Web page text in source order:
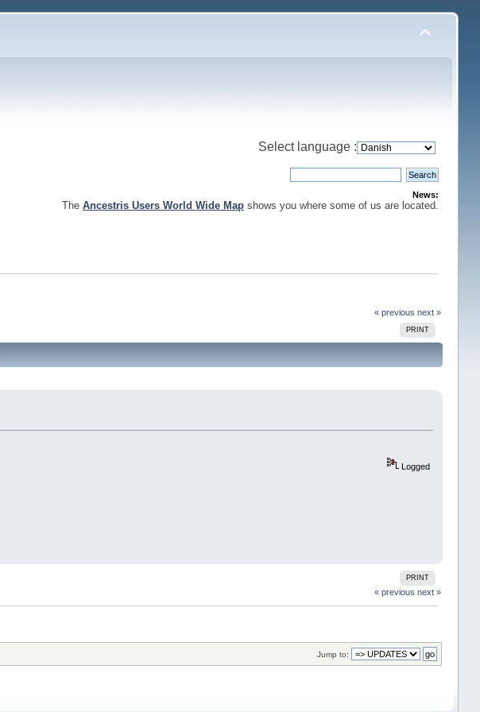
Select language :
News:
TheAncestris Users World Wide Map shows you where some of us are located.
« previous next »
PRINT
Logged
PRINT
« previous next »
Jump to: